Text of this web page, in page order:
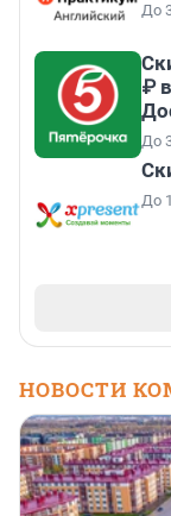
До
₽
До
До
НОВОСТИ